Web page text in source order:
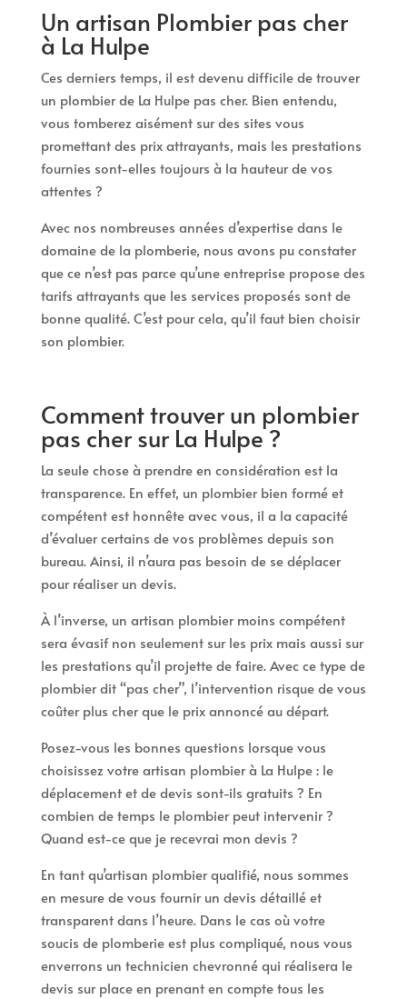
Un artisan Plombier pas cher
à La Hulpe
Ces derniers temps, il est devenu difficile de trouver
un plombier de La Hulpe pas cher. Bien entendu,
vous tomberez aisément sur des sites vous
promettant des prix attrayants, mais les prestations
fournies sont-elles toujours à la hauteur de vos
attentes ?
Avec nos nombreuses années d’expertise dans le
domaine de la plomberie, nous avons pu constater
que ce n’est pas parce qu’une entreprise propose des
tarifs attrayants que les services proposés sont de
bonne qualité. C’est pour cela, qu’il faut bien choisir
son plombier.
Comment trouver un plombier
pas cher sur La Hulpe ?
La seule chose à prendre en considération est la
transparence. En effet, un plombier bien formé et
compétent est honnête avec vous, il a la capacité
d’évaluer certains de vos problèmes depuis son
bureau. Ainsi, il n’aura pas besoin de se déplacer
pour réaliser un devis.
À l’inverse, un artisan plombier moins compétent
sera évasif non seulement sur les prix mais aussi sur
les prestations qu’il projette de faire. Avec ce type de
plombier dit “pas cher”, l’intervention risque de vous
coûter plus cher que le prix annoncé au départ.
Posez-vous les bonnes questions lorsque vous
choisissez votre artisan plombier à La Hulpe : le
déplacement et de devis sont-ils gratuits ? En
combien de temps le plombier peut intervenir ?
Quand est-ce que je recevrai mon devis ?
En tant qu’artisan plombier qualifié, nous sommes
en mesure de vous fournir un devis détaillé et
transparent dans l’heure. Dans le cas où votre
soucis de plomberie est plus compliqué, nous vous
enverrons un technicien chevronné qui réalisera le
devis sur place en prenant en compte tous les